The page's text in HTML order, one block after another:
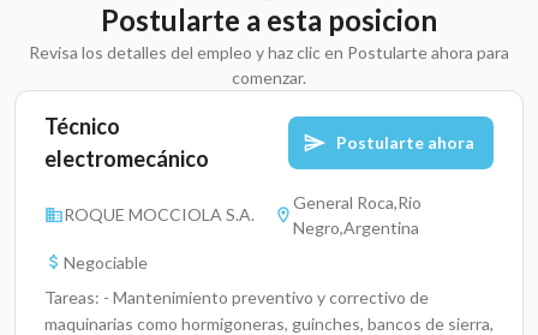
Postularte a esta posicion
Revisa los detalles del empleo y haz clic en Postularte ahora para
comenzar.
Técnico
electromecánico
Postularte ahora
ROQUE MOCCIOLA S.A.
General Roca,Rio
Negro,Argentina
Negociable
Tareas: - Mantenimiento preventivo y correctivo de
maquinarias como hormigoneras, guinches, bancos de sierra,